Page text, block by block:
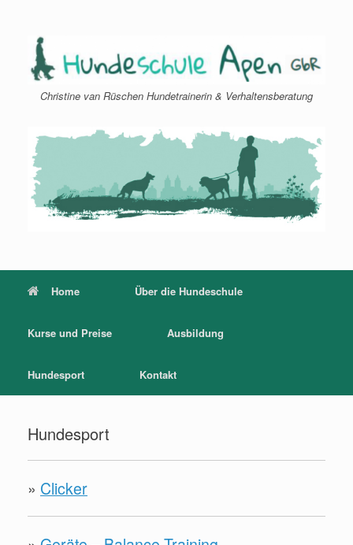
springen
Christine van Rüschen Hundetrainerin & Verhaltensberatung
Home Über die Hundeschule
Kurse und Preise Ausbildung
Hundesport Kontakt
Hundesport
» Clicker